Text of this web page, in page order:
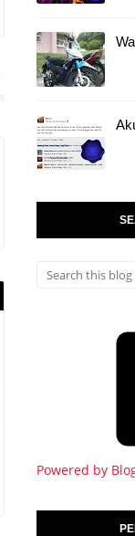
Powered by